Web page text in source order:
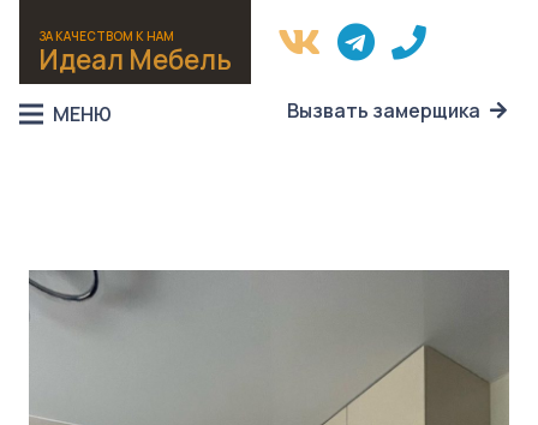
ЗА КАЧЕСТВОМ К НАМ
Идеал Мебель
МЕНЮ Вызвать замерщика